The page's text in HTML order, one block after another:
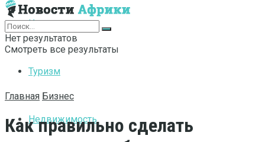
Интернет
Туризм
Недвижимость
Нет результатов
Смотреть все результаты
Главная Бизнес
Как правильно сделать